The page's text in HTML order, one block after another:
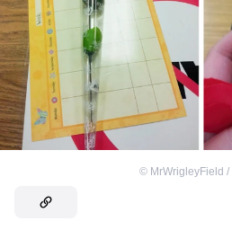
© MrWrigleyField